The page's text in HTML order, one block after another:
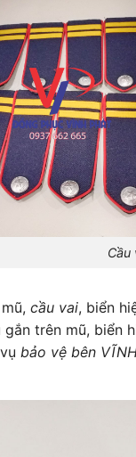
vai
cầu vai, biển
trên mũ, biển
bảo vệ bên